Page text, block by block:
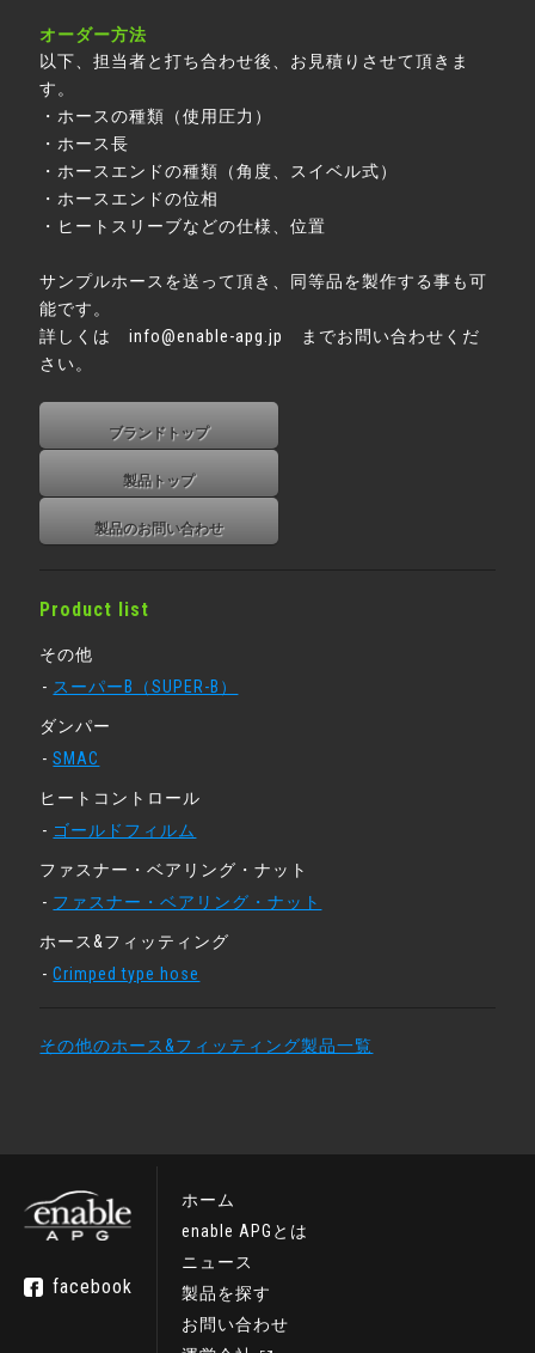
オーダー方法
以下、担当者と打ち合わせ後、お見積りさせて頂きま
す。
・ホースの種類（使用圧力）
・ホース長
・ホースエンドの種類（角度、スイベル式）
・ホースエンドの位相
・ヒートスリーブなどの仕様、位置
サンプルホースを送って頂き、同等品を製作する事も可
能です。
詳しくは info@enable-apg.jp までお問い合わせくだ
さい。
ブランドトップ
製品トップ
製品のお問い合わせ
Product list
その他
スーパーB（SUPER-B）
ダンパー
SMAC
ヒートコントロール
ゴールドフィルム
ファスナー・ベアリング・ナット
ファスナー・ベアリング・ナット
ホース&フィッティング
Crimped type hose
その他のホース&フィッティング製品一覧
facebook
ホーム
enable APGとは
ニュース
製品を探す
お問い合わせ